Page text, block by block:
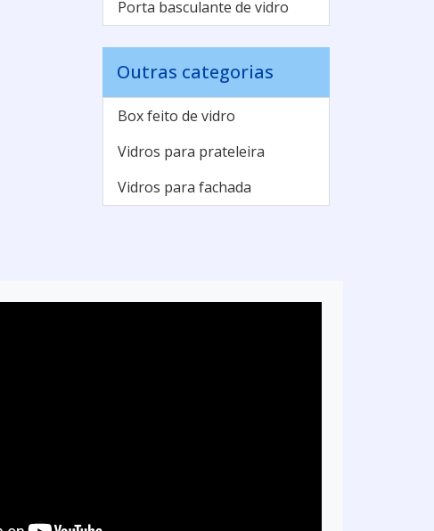
Porta basculante de vidro
Outras categorias
Box feito de vidro
Vidros para prateleira
Vidros para fachada